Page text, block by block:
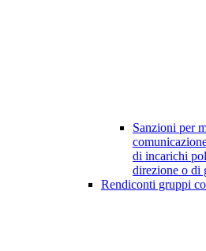
Sanzioni per
di incarichi
direzione o di
Rendiconti gruppi